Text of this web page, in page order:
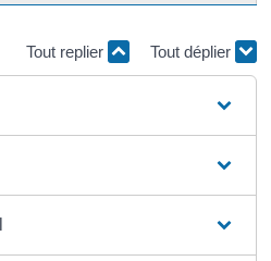
Tout replier Tout déplier